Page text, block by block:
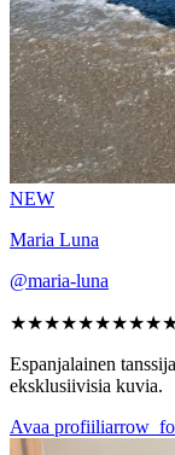
NEW
Maria Luna
@maria-luna
★★★★★
Espanjalainen
eksklusiivisia kuvia.
Avaa profiili